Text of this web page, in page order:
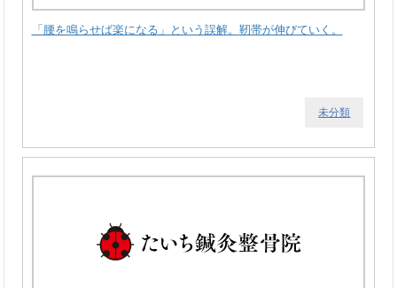
「腰を鳴らせば楽になる」という誤解。靭帯が伸びていく。
未分類